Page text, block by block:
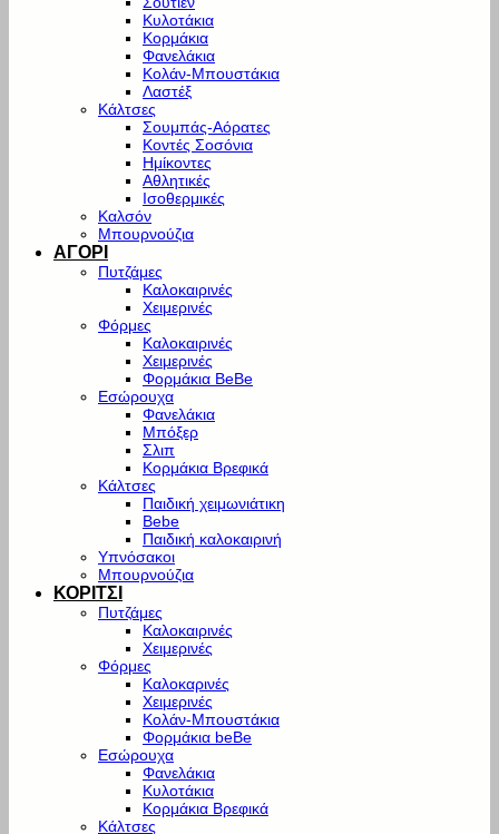
Κυλοτάκια
Κορμάκια
Φανελάκια
Κολάν-Μπουστάκια
Λαστέξ
Κάλτσες
Σουμπάς-Αόρατες
Κοντές Σοσόνια
Ημίκοντες
Αθλητικές
Ισοθερμικές
Καλσόν
Μπουρνούζια
ΑΓΟΡΙ
Πυτζάμες
Καλοκαιρινές
Χειμερινές
Φόρμες
Καλοκαιρινές
Χειμερινές
Φορμάκια BeBe
Εσώρουχα
Φανελάκια
Μπόξερ
Σλιπ
Κορμάκια Βρεφικά
Κάλτσες
Παιδική χειμωνιάτικη
Bebe
Παιδική καλοκαιρινή
Υπνόσακοι
Μπουρνούζια
ΚΟΡΙΤΣΙ
Πυτζάμες
Καλοκαιρινές
Χειμερινές
Φόρμες
Καλοκαρινές
Χειμερινές
Κολάν-Μπουστάκια
Φορμάκια beBe
Εσώρουχα
Φανελάκια
Κυλοτάκια
Κορμάκια Βρεφικά
Κάλτσες